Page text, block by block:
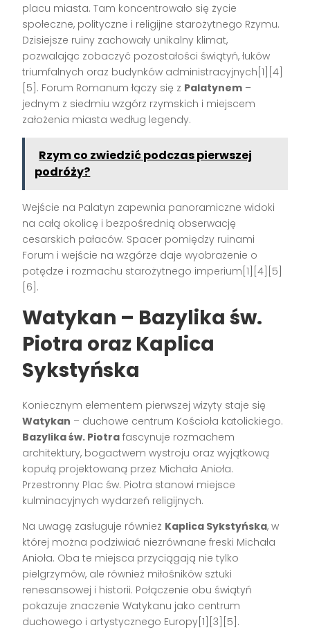
placu miasta. Tam koncentrowało się życie
społeczne, polityczne i religijne starożytnego Rzymu.
Dzisiejsze ruiny zachowały unikalny klimat,
pozwalając zobaczyć pozostałości świątyń, łuków
triumfalnych oraz budynków administracyjnych[1][4]
[5]. Forum Romanum łączy się z Palatynem –
jednym z siedmiu wzgórz rzymskich i miejscem
założenia miasta według legendy.
Rzym co zwiedzić podczas pierwszej
podróży?
Wejście na Palatyn zapewnia panoramiczne widoki
na całą okolicę i bezpośrednią obserwację
cesarskich pałaców. Spacer pomiędzy ruinami
Forum i wejście na wzgórze daje wyobrażenie o
potędze i rozmachu starożytnego imperium[1][4][5]
[6].
Watykan – Bazylika św.
Piotra oraz Kaplica
Sykstyńska
Koniecznym elementem pierwszej wizyty staje się
Watykan – duchowe centrum Kościoła katolickiego.
Bazylika św. Piotra fascynuje rozmachem
architektury, bogactwem wystroju oraz wyjątkową
kopułą projektowaną przez Michała Anioła.
Przestronny Plac św. Piotra stanowi miejsce
kulminacyjnych wydarzeń religijnych.
Na uwagę zasługuje również Kaplica Sykstyńska, w
której można podziwiać niezrównane freski Michała
Anioła. Oba te miejsca przyciągają nie tylko
pielgrzymów, ale również miłośników sztuki
renesansowej i historii. Połączenie obu świątyń
pokazuje znaczenie Watykanu jako centrum
duchowego i artystycznego Europy[1][3][5].